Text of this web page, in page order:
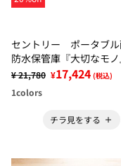
セントリー ポータブル
防水保管庫『大切なモ
¥ 21,780 ¥17,424 (税込)
1colors
チラ見をする